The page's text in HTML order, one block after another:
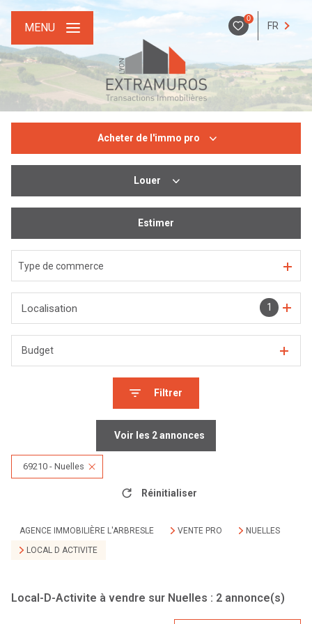
0
FR
MENU
Acheter de l'immo pro
De l'immo pro
Louer
Estimer
Type de commerce
1
Localisation
Budget
Filtrer
Voir les 2annonces
69210 - Nuelles
Réinitialiser
AGENCE IMMOBILIÈRE L'ARBRESLE VENTE PRO
NUELLES
LOCAL D ACTIVITE
Local-D-Activite à vendre sur Nuelles : 2 annonce(s)